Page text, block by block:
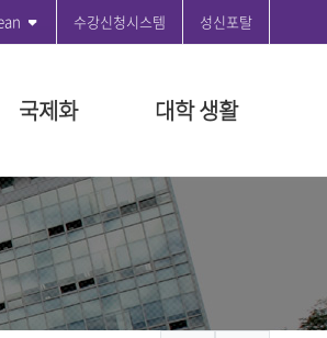
수강신청시스템 성신포탈
성신발자취
연혁
설립자 연표
전문대학원
융합보안전문대학원
특수대학원
교육대학원
융합산업대학원
뷰티융합대학원
문화산업예술대학원
등록금 안내
등록금 시행세칙 안내
등록금 납부안내
등록금 반환기준 안내
교육비 납입증명서 안내
연구윤리센터
국제화
국제교육원
대학 생활
성신커뮤니티
공지사항
수정대
온라인 민원
서식 자료실